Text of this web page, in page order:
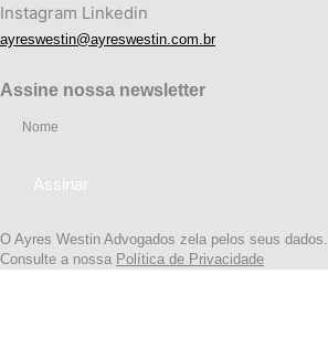
Instagram Linkedin
ayreswestin@ayreswestin.com.br
Assine nossa newsletter
O Ayres Westin Advogados zela pelos seus dados.
Consulte a nossa Política de Privacidade